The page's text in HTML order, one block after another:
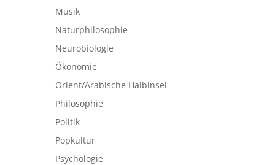
Musik
Naturphilosophie
Neurobiologie
Ökonomie
Orient/Arabische Halbinsel
Philosophie
Politik
Popkultur
Psychologie